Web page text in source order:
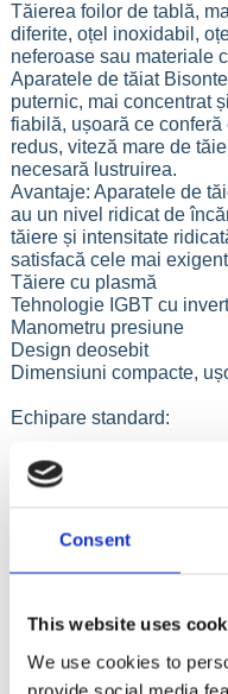
Consent
This website uses
We use cookies to
provide social media
Tăierea foilor de tablă,
diferite, oțel inoxidabil,
neferoase sau materiale
Aparatele de tăiat
puternic, mai concentrat
fiabilă, ușoară ce
redus, viteză mare de
necesară lustruirea.
Avantaje: Aparatele de
au un nivel ridicat de
tăiere și intensitate
satisfacă cele mai
Tăiere cu plasmă
Tehnologie IGBT cu
Manometru presiune
Design deosebit
Dimensiuni compacte,
Echipare standard:
Cablu cu clește pentru
Mască de sudură cu sticlă
Pistolet CUT complet,
Manometru presiune
Filtru aer comprimat